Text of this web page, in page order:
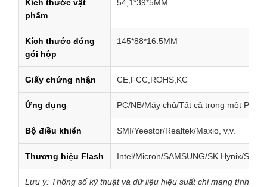
Kích thước vật
phẩm
54,1*39*5MM
Kích thước đóng
gói hộp
145*88*16.5MM
Giấy chứng nhận CE,FCC,ROHS,KC
Ứng dụng PC/NB/Máy chủ/Tất cả trong một PC,
Bộ điều khiển SMI/Yeestor/Realtek/Maxio, v.v.
Thương hiệu Flash Intel/Micron/SAMSUNG/SK Hynix/
Lưu ý: Thông số kỹ thuật và dữ liệu hiệu suất chỉ mang tính